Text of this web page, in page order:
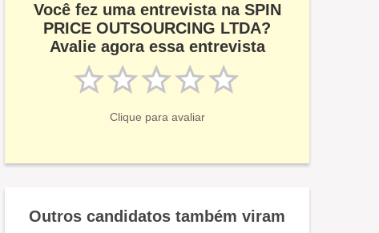
Você fez uma entrevista na SPIN
PRICE OUTSOURCING LTDA?
Avalie agora essa entrevista
Clique para avaliar
Outros candidatos também viram